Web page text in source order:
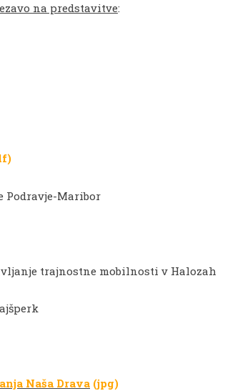
na predstavitve:
Podravje-Maribor
trajnostne mobilnosti v Halozah
Naša Drava (jpg)